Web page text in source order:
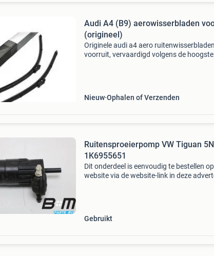
Audi A4 (B9) aerowisserbladen
(origineel)
Originele audi a4 aero
voorruit, vervaardigd volgens de hoogste
Nieuw Ophalen of Verzenden
Ruitensproeierpomp VW Tiguan 5N
1K6955651
Dit onderdeel is eenvoudig te bestellen
website via de website-link in deze
Gebruikt